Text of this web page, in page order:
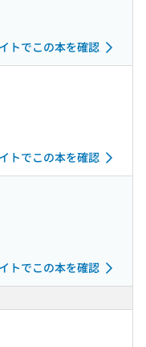
トでこの本を確認
トでこの本を確認
トでこの本を確認